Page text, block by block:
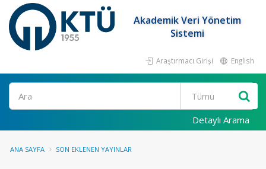
Akademik Veri Yönetim
Sistemi
Araştırmacı Girişi English
Ara
Detaylı Arama
ANA SAYFA SON EKLENEN YAYINLAR